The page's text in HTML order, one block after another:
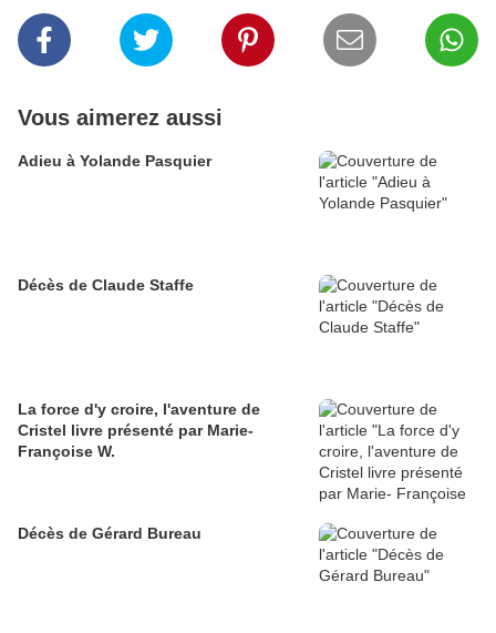
Vous aimerez aussi
Adieu à Yolande Pasquier
Décès de Claude Staffe
La force d'y croire, l'aventure de
Cristel livre présenté par Marie-
Françoise W.
Décès de Gérard Bureau